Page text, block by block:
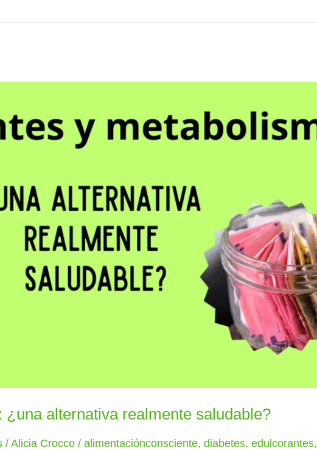
alternativa realmente saludable?
/Alicia Crocco/alimentaciónconsciente,diabetes,edulcorantes,